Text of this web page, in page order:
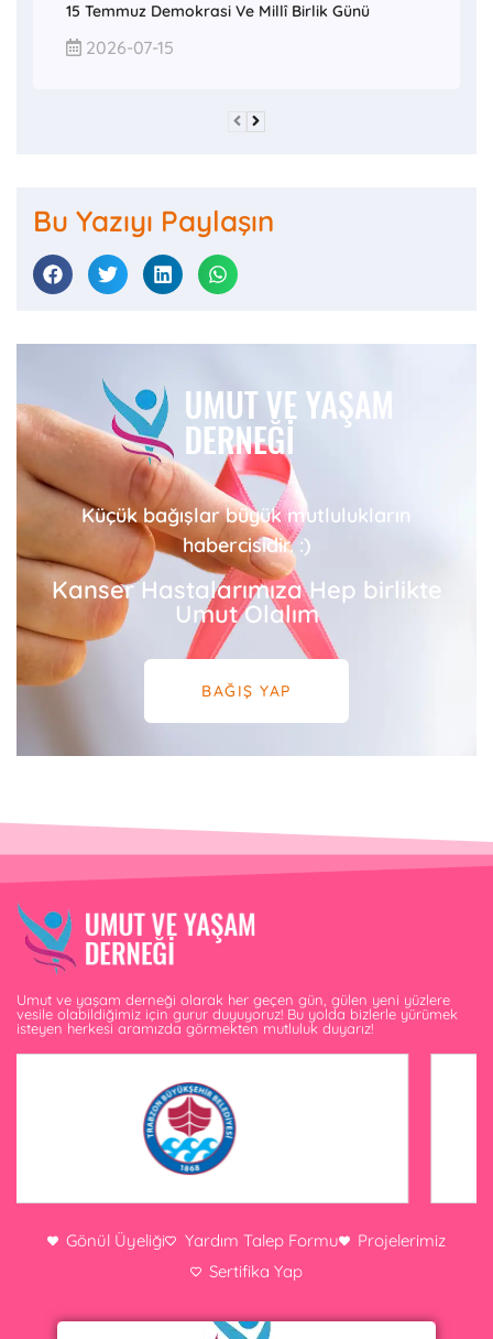
15 Temmuz Demokrasi Ve Millî Birlik Günü
2026-07-15
Bu Yazıyı Paylaşın
Küçük bağışlar büyük mutlulukların
habercisidir. :)
Kanser Hastalarımıza Hep birlikte
Umut Olalım
BAĞIŞ YAP
Umut ve yaşam derneği olarak her geçen gün, gülen yeni yüzlere
vesile olabildiğimiz için gurur duyuyoruz! Bu yolda bizlerle yürümek
isteyen herkesi aramızda görmekten mutluluk duyarız!
Gönül Üyeliği Yardım Talep Formu
Projelerimiz
Sertifika Yap